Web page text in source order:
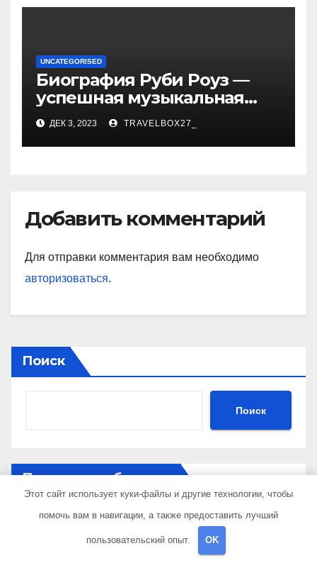
UNCATEGORISED
Биография Руби Роуз —
успешная музыкальная
карьера, личная жизнь и
знаковые достижения
ДЕК 3, 2023 TRAVELBOX27_
Добавить комментарий
Для отправки комментария вам необходимо
авторизоваться.
Поиск
Поиск
Последние публикации
Процесс выезда нарколога на дом
Технология производства огнеупорного тепло- и
Этот сайт использует куки-файлы и другие технологии, чтобы
помочь вам в навигации, а также предоставить лучший
пользовательский опыт. OK